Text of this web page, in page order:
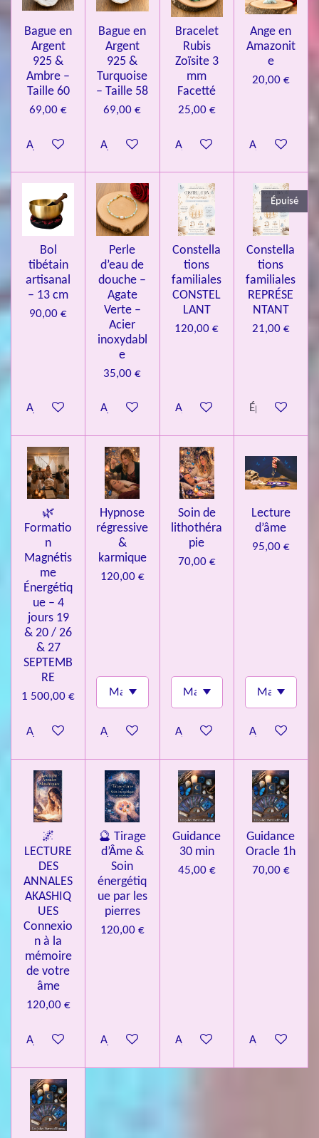
3
9
l
s
s
s
s
l
Bague en
Argent
925 &
Ambre –
Taille 60
69,00 €
Ajouter au panier
Bague en
Argent
925 &
Turquoise
– Taille 58
69,00 €
Ajouter au panier
Bracelet
Rubis
Zoïsite 3
mm
Facetté
25,00 €
Ajouter au panier
Ange en
Amazonit
e
20,00 €
Ajouter au
Bol
tibétain
artisanal
– 13 cm
90,00 €
Ajouter au panier
Perle
d’eau de
douche –
Agate
Verte –
Acier
inoxydabl
e
35,00 €
Ajouter au panier
Constella
tions
familiales
CONSTEL
LANT
120,00 €
Ajouter au panier
Épuisé
Constella
tions
familiales
REPRÉSE
NTANT
21,00 €
Épuisé
🌿
Formatio
n
Magnétis
me
Énergétiq
ue – 4
jours 19
& 20 / 26
& 27
SEPTEMB
RE
1 500,00 €
Ajouter au panier
Hypnose
régressive
&
karmique
120,00 €
Ajouter au panier
Soin de
lithothéra
pie
70,00 €
Ajouter au panier
Lecture
d’âme
95,00 €
Ajouter au
🌌
LECTURE
DES
ANNALES
AKASHIQ
UES
Connexio
n à la
mémoire
de votre
âme
120,00 €
Ajouter au panier
🔮 Tirage
d’Âme &
Soin
énergétiq
ue par les
pierres
120,00 €
Ajouter au panier
Guidance
30 min
45,00 €
Ajouter au panier
Guidance
Oracle 1h
70,00 €
Ajouter au